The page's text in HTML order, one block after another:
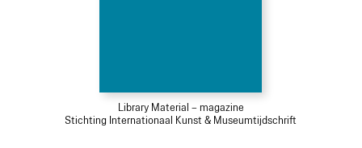
Library Material – magazine
Stichting Internationaal Kunst & Museumtijdschrift